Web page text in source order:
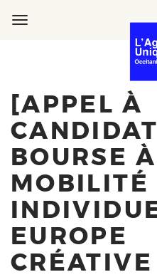
[APPEL À
BOURSE
MOBILITÉ
EUROPE
CRÉATIVE